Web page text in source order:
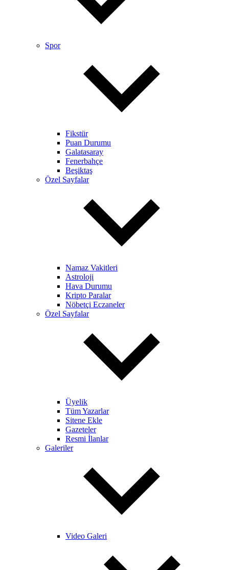
Spor
Fikstür
Puan Durumu
Galatasaray
Fenerbahçe
Beşiktaş
Özel Sayfalar
Namaz Vakitleri
Astroloji
Hava Durumu
Kripto Paralar
Nöbetçi Eczaneler
Özel Sayfalar
Üyelik
Tüm Yazarlar
Sitene Ekle
Gazeteler
Resmi İlanlar
Galeriler
Video Galeri